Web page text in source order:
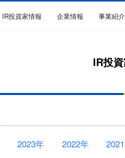
IR投資家情報 企業情報 事業紹介
IR投
2023年 2022年